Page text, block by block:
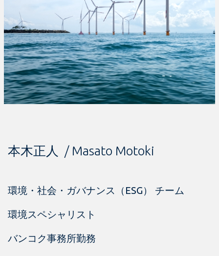
本木正人 / Masato Motoki
環境・社会・ガバナンス（ESG） チーム
環境スペシャリスト
バンコク事務所勤務